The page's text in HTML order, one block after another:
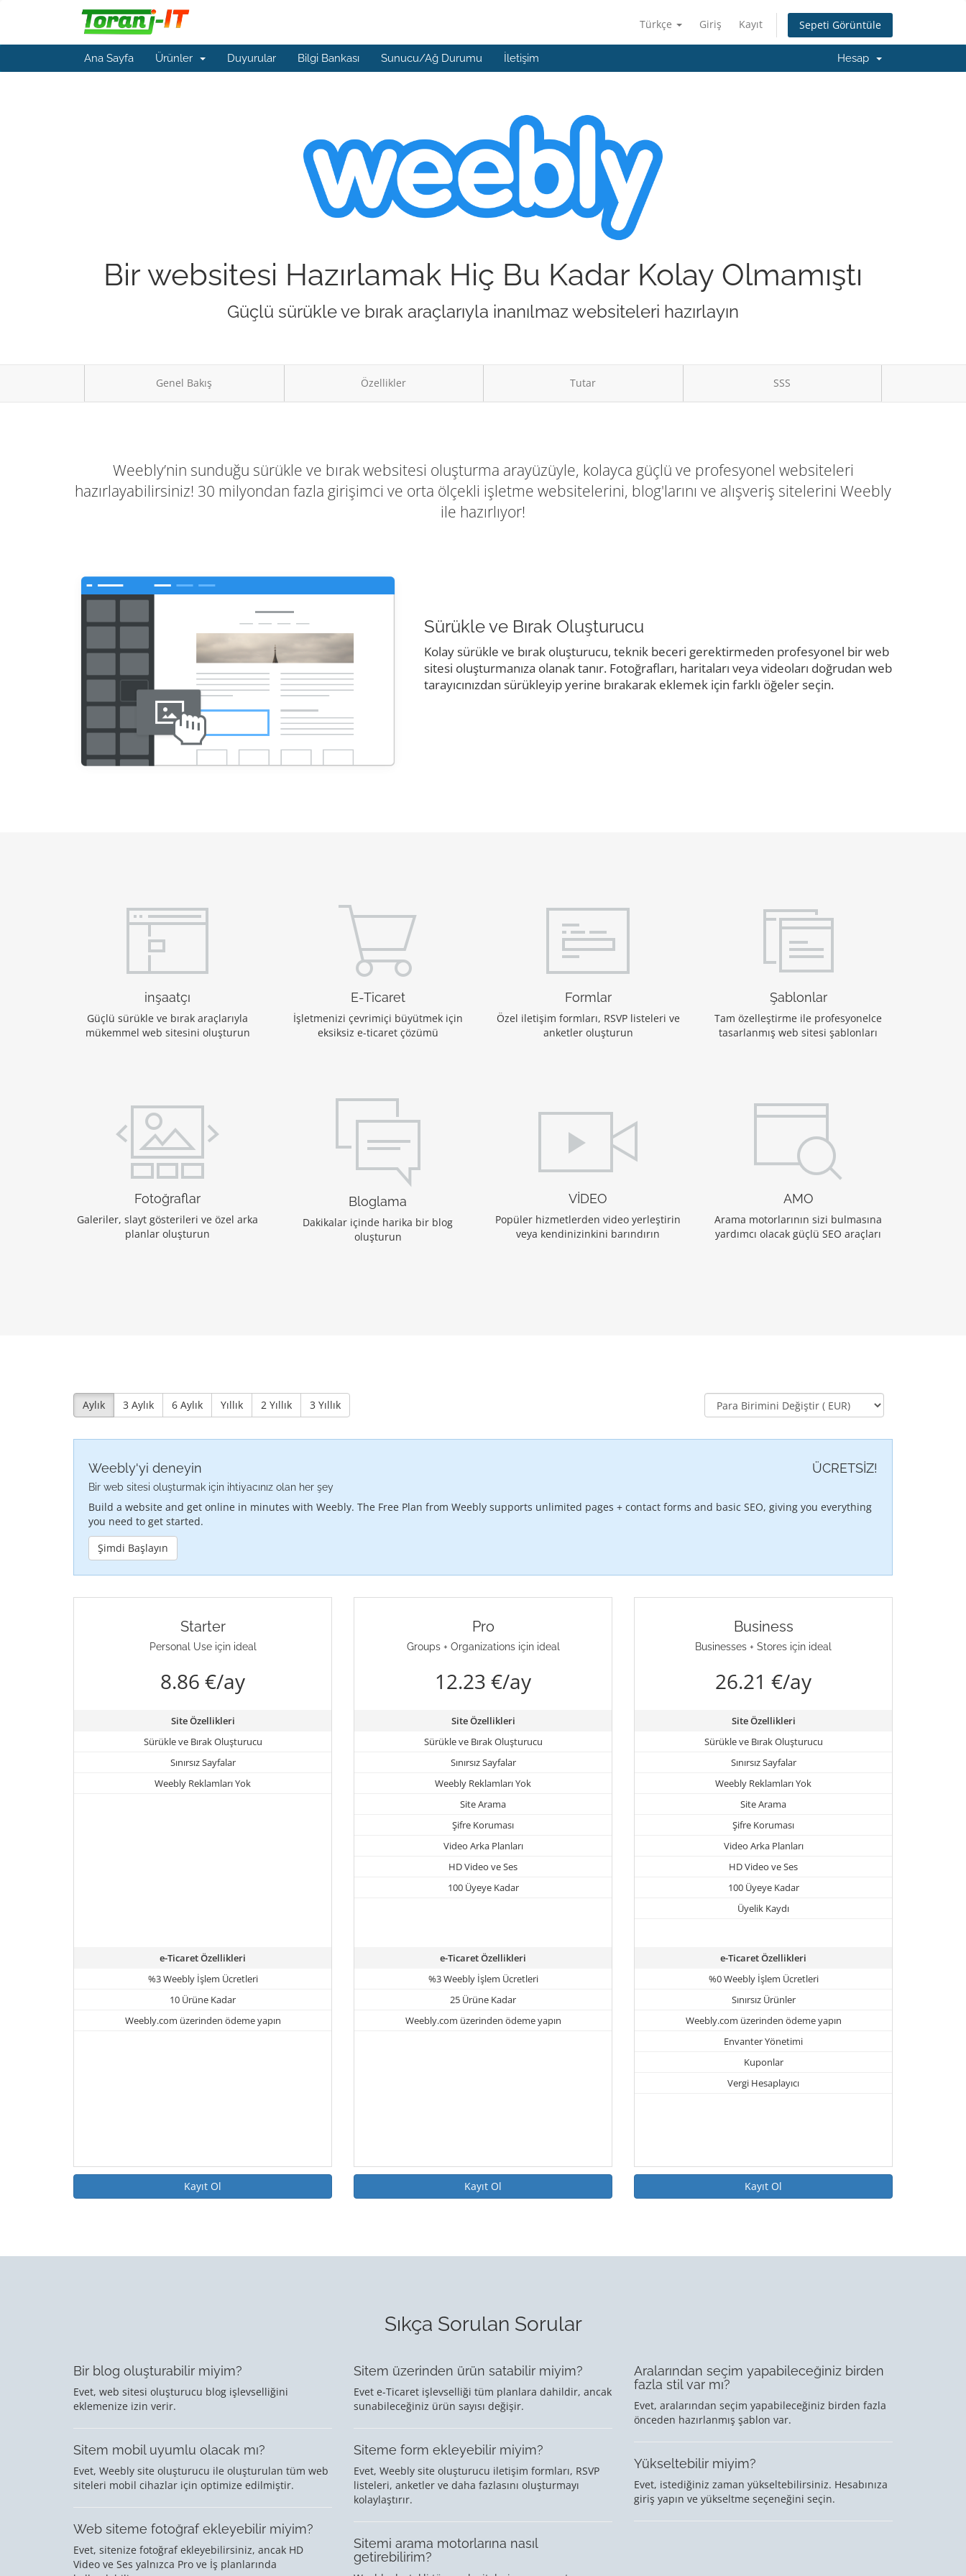
Türkçe Giriş Kayıt Sepeti Görüntüle
Ana Sayfa Ürünler Duyurular Bilgi Bankası Sunucu/Ağ Durumu İletişim Hesap
Bir websitesi Hazırlamak Hiç Bu Kadar Kolay Olmamıştı
Güçlü sürükle ve bırak araçlarıyla inanılmaz websiteleri hazırlayın
Genel Bakış Özellikler Tutar SSS
Weebly’nin sunduğu sürükle ve bırak websitesi oluşturma arayüzüyle, kolayca güçlü ve profesyonel websiteleri
hazırlayabilirsiniz! 30 milyondan fazla girişimci ve orta ölçekli işletme websitelerini, blog'larını ve alışveriş sitelerini Weebly
ile hazırlıyor!
Sürükle ve Bırak Oluşturucu
Kolay sürükle ve bırak oluşturucu, teknik beceri gerektirmeden profesyonel bir web
sitesi oluşturmanıza olanak tanır. Fotoğrafları, haritaları veya videoları doğrudan web
tarayıcınızdan sürükleyip yerine bırakarak eklemek için farklı öğeler seçin.
inşaatçı
Güçlü sürükle ve bırak araçlarıyla
mükemmel web sitesini oluşturun
E-Ticaret
İşletmenizi çevrimiçi büyütmek için
eksiksiz e-ticaret çözümü
Formlar
Özel iletişim formları, RSVP listeleri ve
anketler oluşturun
Şablonlar
Tam özelleştirme ile profesyonelce
tasarlanmış web sitesi şablonları
Fotoğraflar
Galeriler, slayt gösterileri ve özel arka
planlar oluşturun
Bloglama
Dakikalar içinde harika bir blog
oluşturun
VİDEO
Popüler hizmetlerden video yerleştirin
veya kendinizinkini barındırın
AMO
Arama motorlarının sizi bulmasına
yardımcı olacak güçlü SEO araçları
Aylık 3 Aylık 6 Aylık Yıllık 2 Yıllık 3 Yıllık
ÜCRETSİZ!
Weebly'yi deneyin
Bir web sitesi oluşturmak için ihtiyacınız olan her şey
Build a website and get online in minutes with Weebly. The Free Plan from Weebly supports unlimited pages + contact forms and basic SEO, giving you everything
you need to get started.
Şimdi Başlayın
Starter
Personal Use için ideal
8.86 €/ay
Site Özellikleri
Sürükle ve Bırak Oluşturucu
Sınırsız Sayfalar
Weebly Reklamları Yok
e-Ticaret Özellikleri
%3 Weebly İşlem Ücretleri
10 Ürüne Kadar
Weebly.com üzerinden ödeme yapın
Kayıt Ol
Pro
Groups + Organizations için ideal
12.23 €/ay
Site Özellikleri
Sürükle ve Bırak Oluşturucu
Sınırsız Sayfalar
Weebly Reklamları Yok
Site Arama
Şifre Koruması
Video Arka Planları
HD Video ve Ses
100 Üyeye Kadar
e-Ticaret Özellikleri
%3 Weebly İşlem Ücretleri
25 Ürüne Kadar
Weebly.com üzerinden ödeme yapın
Kayıt Ol
Business
Businesses + Stores için ideal
26.21 €/ay
Site Özellikleri
Sürükle ve Bırak Oluşturucu
Sınırsız Sayfalar
Weebly Reklamları Yok
Site Arama
Şifre Koruması
Video Arka Planları
HD Video ve Ses
100 Üyeye Kadar
Üyelik Kaydı
e-Ticaret Özellikleri
%0 Weebly İşlem Ücretleri
Sınırsız Ürünler
Weebly.com üzerinden ödeme yapın
Envanter Yönetimi
Kuponlar
Vergi Hesaplayıcı
Kayıt Ol
Sıkça Sorulan Sorular
Bir blog oluşturabilir miyim?
Evet, web sitesi oluşturucu blog işlevselliğini
eklemenize izin verir.
Sitem mobil uyumlu olacak mı?
Evet, Weebly site oluşturucu ile oluşturulan tüm web
siteleri mobil cihazlar için optimize edilmiştir.
Web siteme fotoğraf ekleyebilir miyim?
Evet, sitenize fotoğraf ekleyebilirsiniz, ancak HD
Video ve Ses yalnızca Pro ve İş planlarında
Sitem üzerinden ürün satabilir miyim?
Evet e-Ticaret işlevselliği tüm planlara dahildir, ancak
sunabileceğiniz ürün sayısı değişir.
Siteme form ekleyebilir miyim?
Evet, Weebly site oluşturucu iletişim formları, RSVP
listeleri, anketler ve daha fazlasını oluşturmayı
kolaylaştırır.
Sitemi arama motorlarına nasıl
getirebilirim?
Aralarından seçim yapabileceğiniz birden
fazla stil var mı?
Evet, aralarından seçim yapabileceğiniz birden fazla
önceden hazırlanmış şablon var.
Yükseltebilir miyim?
Evet, istediğiniz zaman yükseltebilirsiniz. Hesabınıza
giriş yapın ve yükseltme seçeneğini seçin.